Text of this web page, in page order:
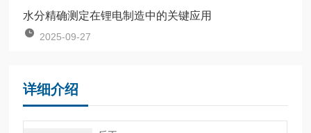
水分精确测定在锂电制造中的关键应用
2025-09-27
详细介绍